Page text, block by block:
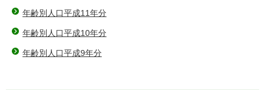
年齢別人口平成11年分
年齢別人口平成10年分
年齢別人口平成9年分